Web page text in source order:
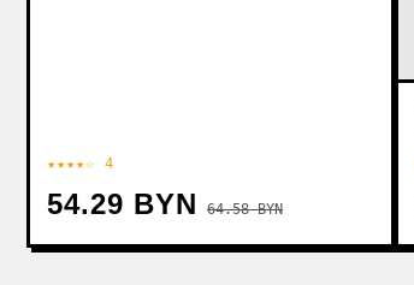
★★★★☆ 4
54.29 BYN 64.58 BYN